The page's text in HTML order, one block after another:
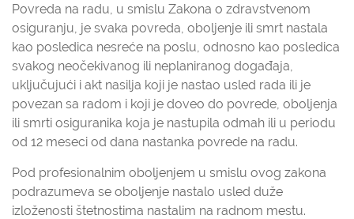
Povreda na radu, u smislu Zakona o zdravstvenom
osiguranju, je svaka povreda, oboljenje ili smrt nastala
kao posledica nesreće na poslu, odnosno kao posledica
svakog neočekivanog ili neplaniranog događaja,
uključujući i akt nasilja koji je nastao usled rada ili je
povezan sa radom i koji je doveo do povrede, oboljenja
ili smrti osiguranika koja je nastupila odmah ili u periodu
od 12 meseci od dana nastanka povrede na radu.
Pod profesionalnim oboljenjem u smislu ovog zakona
podrazumeva se oboljenje nastalo usled duže
izloženosti štetnostima nastalim na radnom mestu.